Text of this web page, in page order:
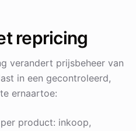
repricing
verandert prijsbeheer van
in een gecontroleerd,
ernaartoe:
product: inkoop,